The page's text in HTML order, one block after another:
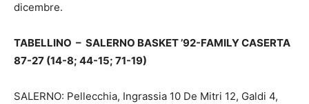
dicembre.
TABELLINO – SALERNO BASKET ’92-FAMILY CASERTA
87-27 (14-8; 44-15; 71-19)
SALERNO: Pellecchia, Ingrassia 10 De Mitri 12, Galdi 4,